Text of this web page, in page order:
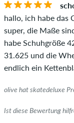
hallo, ich habe das
super, die Maße
habe Schuhgröße
31.625 und die
endlich ein
olive hat skatedeluxe
Ist diese Bewertung